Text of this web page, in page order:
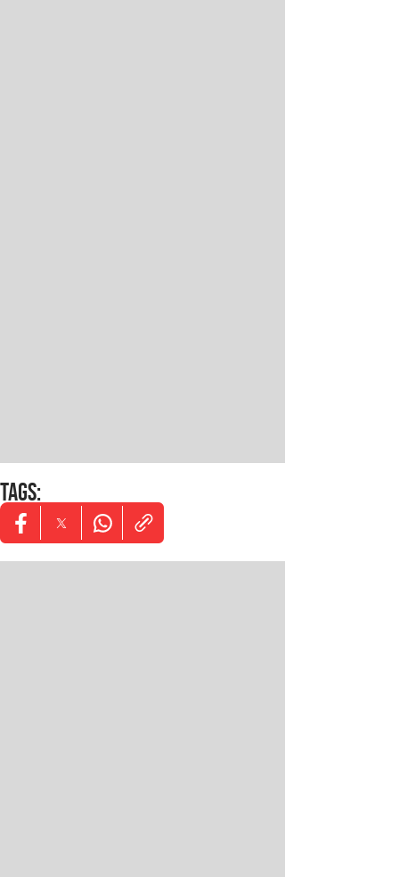
TAGS:
Opens in new window
Opens in new window
Opens in new window